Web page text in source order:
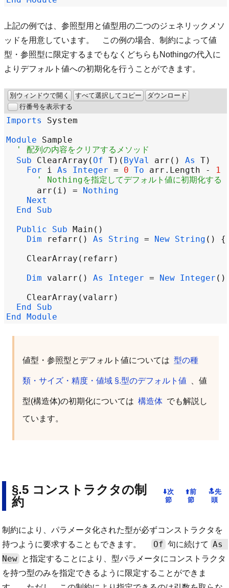
上記の例では、参照型用と値型用の二つのジェネリックメソ
ッドを用意しています。 この例の場合、制約によって値
型・参照型に限定するまでもなくどちらもNothingの代入に
よりデフォルト値への初期化を行うことができます。
別ウィンドウで開く すべて選択してコピー
ダウンロード
行番号を表示する
Imports
System
Module
Sample
' 配列の内容をクリアするメソッド
Sub
ClearArray ( Of T)( ByVal arr () As T
For
i As Integer = 0 To arr . Length -
1
' Nothingを指定してデフォルト値に初期化する
arr ( i ) =
Nothing
Next
End
Sub
Public
Sub Main
Dim
refarr () As String = New String () {
ClearArray ( refarr
Dim
valarr () As Integer = New Integer ()
ClearArray ( valarr
End
Sub
End
Module
値型・参照型とデフォルト値については 型の種
類・サイズ・精度・値域 §.型のデフォルト値 、値
型(構造体)の初期化については 構造体 でも解説し
ています。
コンストラクタの制
約
制約により、パラメータ化された型が必ずコンストラクタを
持つように要求することもできます。
Of 句に続けて As
New と指定することにより、型パラメータにコンストラクタ
を持つ型のみを指定できるように限定することができま